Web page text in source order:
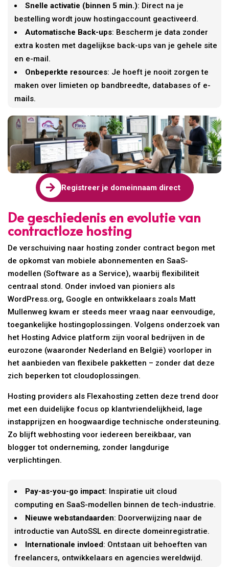
Snelle activatie (binnen 5 min.): Direct na je
bestelling wordt jouw hostingaccount geactiveerd.
Automatische Back-ups: Bescherm je data zonder
extra kosten met dagelijkse back-ups van je gehele site
en e-mail.
Onbeperkte resources: Je hoeft je nooit zorgen te
maken over limieten op bandbreedte, databases of e-
mails.
 Registreer je domeinnaam direct
De geschiedenis en evolutie van
contractloze hosting
De verschuiving naar hosting zonder contract begon met
de opkomst van mobiele abonnementen en SaaS-
modellen (Software as a Service), waarbij flexibiliteit
centraal stond. Onder invloed van pioniers als
WordPress.org, Google en ontwikkelaars zoals Matt
Mullenweg kwam er steeds meer vraag naar eenvoudige,
toegankelijke hostingoplossingen. Volgens onderzoek van
het Hosting Advice platform zijn vooral bedrijven in de
eurozone (waaronder Nederland en België) voorloper in
het aanbieden van flexibele pakketten – zonder dat deze
zich beperken tot cloudoplossingen.
Hosting providers als Flexahosting zetten deze trend door
met een duidelijke focus op klantvriendelijkheid, lage
instapprijzen en hoogwaardige technische ondersteuning.
Zo blijft webhosting voor iedereen bereikbaar, van
blogger tot onderneming, zonder langdurige
verplichtingen.
Pay-as-you-go impact: Inspiratie uit cloud
computing en SaaS-modellen binnen de tech-industrie.
Nieuwe webstandaarden: Doorverwijzing naar de
introductie van AutoSSL en directe domeinregistratie.
Internationale invloed: Ontstaan uit behoeften van
freelancers, ontwikkelaars en agencies wereldwijd.